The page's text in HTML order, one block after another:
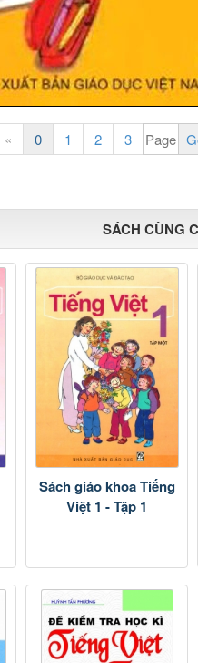
« 0 1 2 3
SÁCH CÙNG
Sách giáo khoa Tiếng
Việt 1 - Tập 1